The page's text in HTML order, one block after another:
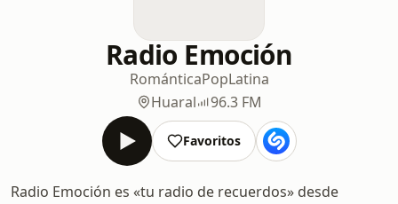
Radio Emoción
RománticaPopLatina
Huaral
96.3 FM
Favoritos
Radio Emoción es «tu radio de recuerdos» desde